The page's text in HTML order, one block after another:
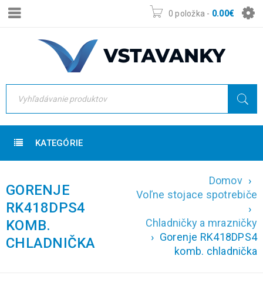
0 položka - 0.00€
KATEGÓRIE
GORENJE
RK418DPS4
KOMB.
CHLADNIČKA
Domov ›
Voľne stojace spotrebiče
›
Chladničky a mrazničky
› Gorenje RK418DPS4
komb. chladnička